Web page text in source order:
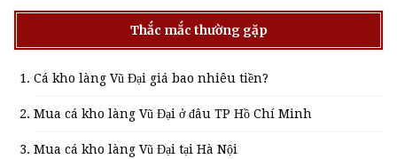
Thắc mắc thường gặp
Cá kho làng Vũ Đại giá bao nhiêu tiền?
Mua cá kho làng Vũ Đại ở đâu TP Hồ Chí Minh
Mua cá kho làng Vũ Đại tại Hà Nội